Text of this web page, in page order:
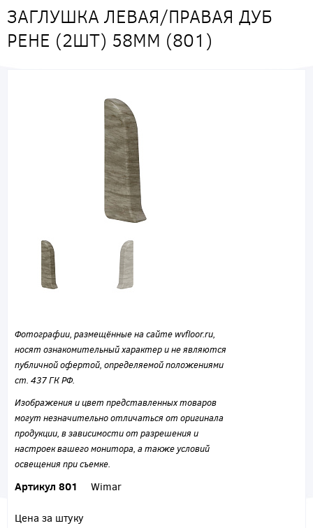
ЗАГЛУШКА ЛЕВАЯ/ПРАВАЯ ДУБ
РЕНЕ (2ШТ) 58ММ (801)
Фотографии, размещённые на сайте wvfloor.ru,
носят ознакомительный характер и не являются
публичной офертой, определяемой положениями
ст. 437 ГК РФ.
Изображения и цвет представленных товаров
могут незначительно отличаться от оригинала
продукции, в зависимости от разрешения и
настроек вашего монитора, а также условий
освещения при съемке.
Артикул 801 Wimar
Цена за штуку